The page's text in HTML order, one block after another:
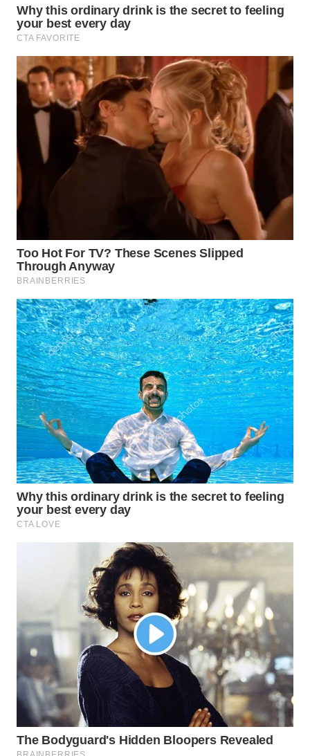
WN
SUBANG
WN
SUKABUMI
WN
PURWAKARTA
WN
PRIANGAN
SEMARANG
WN
WN
BOROBUDUR
WN
MADURA
WN
SURABAYA
WN
NATUNA
WN
LIKUPANG
WN
LABUANBAJO
WN